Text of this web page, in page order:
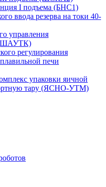
I подъема (БНС1)
ввода резерва на токи 40-
управления
(ШАУТК)
регулирования
печи
упаковки яичной
тару (ЯСНО-УТМ)